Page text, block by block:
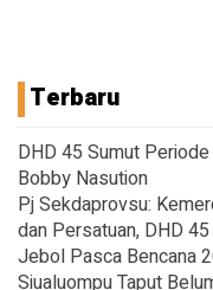
Terbaru
DHD 45 Sumut
Bobby Nasution
Pj Sekdaprovsu:
dan Persatuan, DHD
Jebol Pasca Bencana
Siualuompu Taput